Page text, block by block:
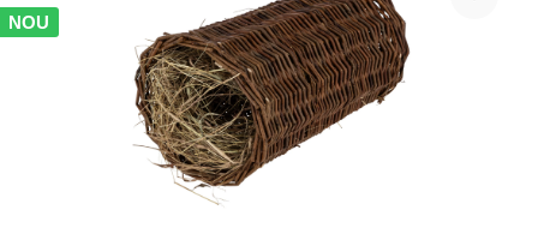
NOU